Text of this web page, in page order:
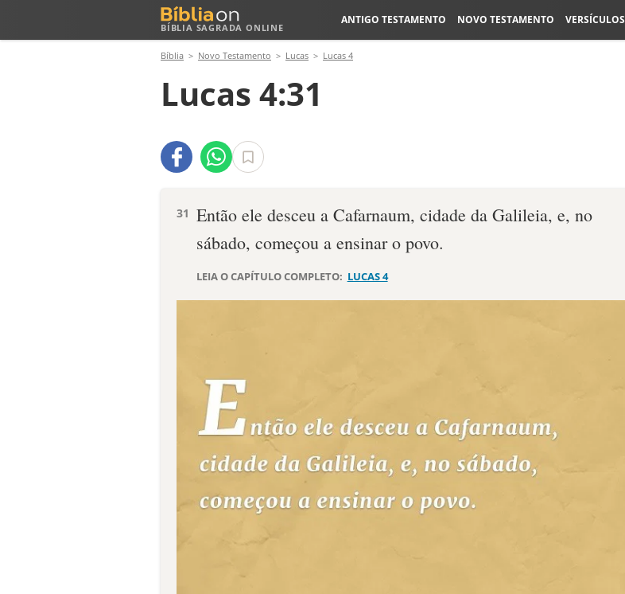
BÍBLIA SAGRADA ONLINE
ANTIGO TESTAMENTO NOVO TESTAMENTO VERSÍCULOS
Bíblia Novo Testamento Lucas Lucas 4
Lucas 4:31
31 Então ele desceu a Cafarnaum, cidade da Galileia, e, no
sábado, começou a ensinar o povo.
LEIA O CAPÍTULO COMPLETO: LUCAS 4